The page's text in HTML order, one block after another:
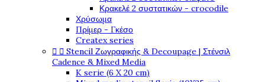
Κρακελέ 2 συστατικών - crocodile
Χρύσωμα
Πρίμερ - Γκέσο
Createx series
  Stencil Ζωγραφικής & Decoupage | Στένσιλ
Cadence & Mixed Media
K serie (6 X 20 cm)